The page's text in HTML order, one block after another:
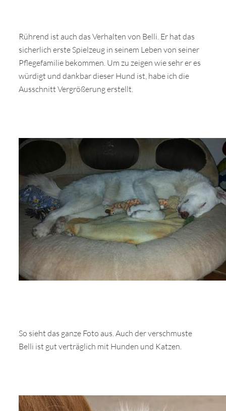
Rührend ist auch das Verhalten von Belli. Er hat das
sicherlich erste Spielzeug in seinem Leben von seiner
Pflegefamilie bekommen. Um zu zeigen wie sehr er es
würdigt und dankbar dieser Hund ist, habe ich die
Ausschnitt Vergrößerung erstellt.
So sieht das ganze Foto aus. Auch der verschmuste
Belli ist gut verträglich mit Hunden und Katzen.